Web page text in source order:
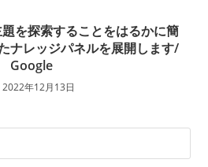
を探索することをはるかに簡
ナレッジパネルを展開します/
Google
2022年12月13日